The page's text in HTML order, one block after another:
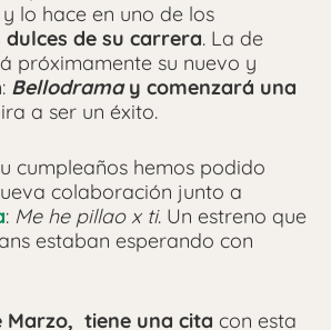
y lo hace en uno de los
de su carrera. La de
próximamente su nuevo y
Bellodramay comenzará una
a ser un éxito.
cumpleaños hemos podido
colaboración junto a
: Me he pillao x ti. Un estreno que
estaban esperando con
Marzo, tiene una cita con esta